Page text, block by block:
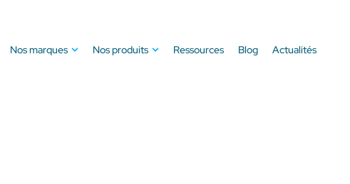
Nos marques Nos produits Ressources Blog Actualités